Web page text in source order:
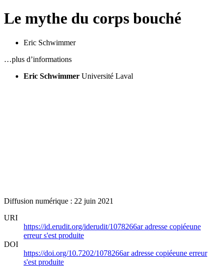
Le mythe du corps bouché
Eric Schwimmer
…plus d’informations
Eric Schwimmer Université Laval
Diffusion numérique : 22 juin 2021
URI
https://id.erudit.org/iderudit/1078266aradresse copiéeune
erreur s'est produite
DOI
https://doi.org/10.7202/1078266aradresse copiéeune erreur
s'est produite